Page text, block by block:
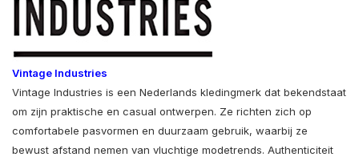
Vintage Industries
Vintage Industries is een Nederlands kledingmerk dat bekendstaat
om zijn praktische en casual ontwerpen. Ze richten zich op
comfortabele pasvormen en duurzaam gebruik, waarbij ze
bewust afstand nemen van vluchtige modetrends. Authenticiteit